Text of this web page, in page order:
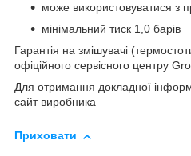
може використовуватися з
мінімальний тиск 1,0 барів
Гарантія на змішувачі
офіційного сервісного центру
Для отримання докладної
сайт виробника
Приховати